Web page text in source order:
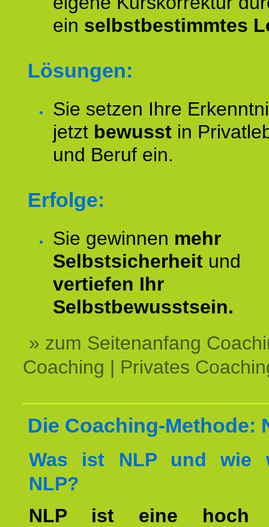
ein selbstbestimmtes
Lösungen:
Sie setzen Ihre
jetzt bewusst in
und Beruf ein.
Erfolge:
Sie gewinnen mehr
Selbstsicherheit und
vertiefen Ihr
Selbstbewusstsein.
» zum Seitenanfang
Coaching | Privates
Die Coaching-Methode:
Was ist NLP und wie
NLP?
NLP ist eine hoch